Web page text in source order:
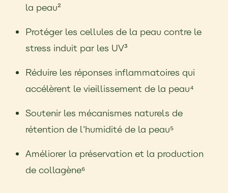
la peau²
Protéger les cellules de la peau contre le
stress induit par les UV³
Réduire les réponses inflammatoires qui
accélèrent le vieillissement de la peau⁴
Soutenir les mécanismes naturels de
rétention de l'humidité de la peau⁵
Améliorer la préservation et la production
de collagène⁶